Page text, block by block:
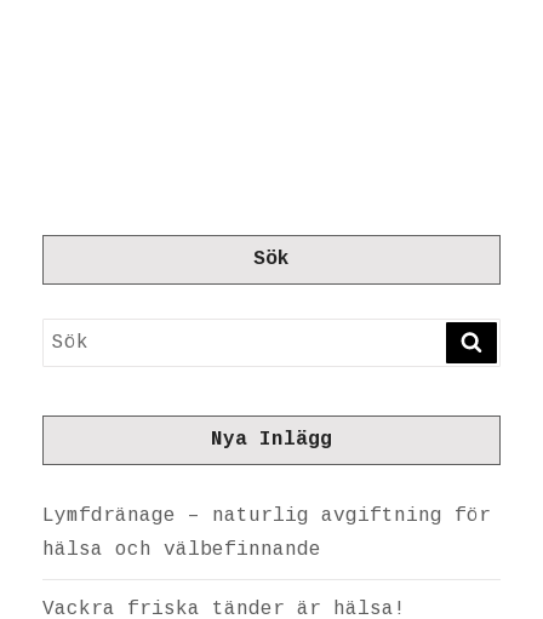
Sök
Sök
Nya Inlägg
Lymfdränage – naturlig avgiftning för
hälsa och välbefinnande
Vackra friska tänder är hälsa!